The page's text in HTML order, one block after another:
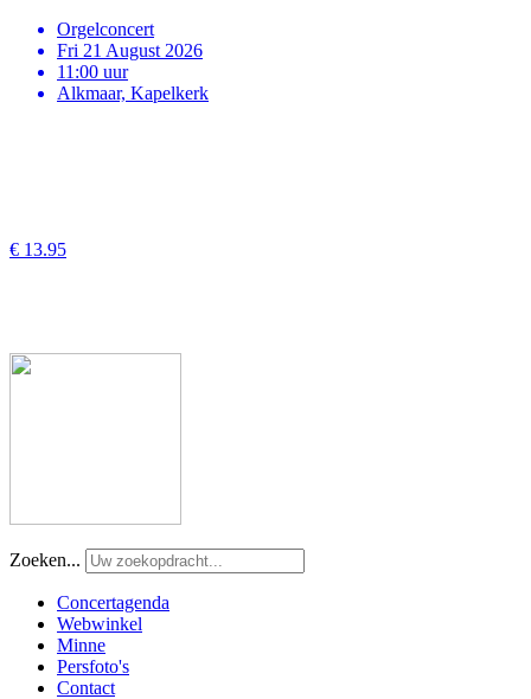
Orgelconcert
Fri 21 August 2026
11:00 uur
Alkmaar, Kapelkerk
€ 13.95
Zoeken...
Concertagenda
Webwinkel
Minne
Persfoto's
Contact